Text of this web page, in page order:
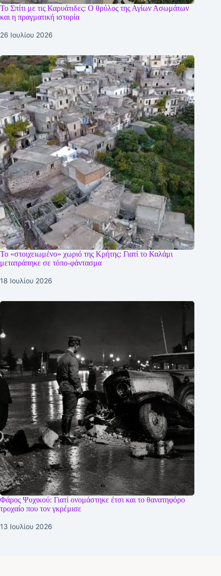
Το Σπίτι με τις Καρυάτιδες: Ο θρύλος της Αγίων Ασωμάτων
και η πραγματική ιστορία
26 Ιουλίου 2026
Το «στοιχειωμένο» χωριό της Κρήτης: Γιατί το Καλάμι
μετατράπηκε σε τόπο-φάντασμα
18 Ιουλίου 2026
Φάρος Ψυχικού: Γιατί ονομάστηκε έτσι και το θανατηφόρο
τροχαίο που τον γκρέμισε
13 Ιουλίου 2026